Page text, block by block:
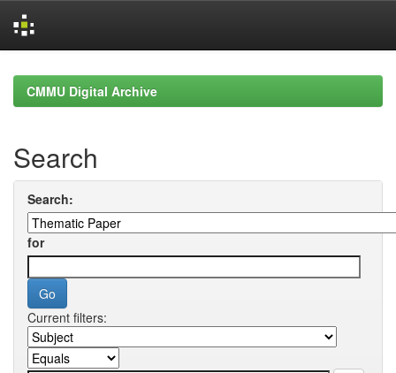
navigationCMMU Digital Archive
Search
Search:
for
Current filters: